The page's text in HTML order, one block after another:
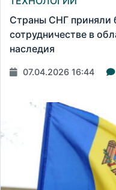
Страны СНГ приняли
сотрудничестве в
наследия
07.04.2026 16:44